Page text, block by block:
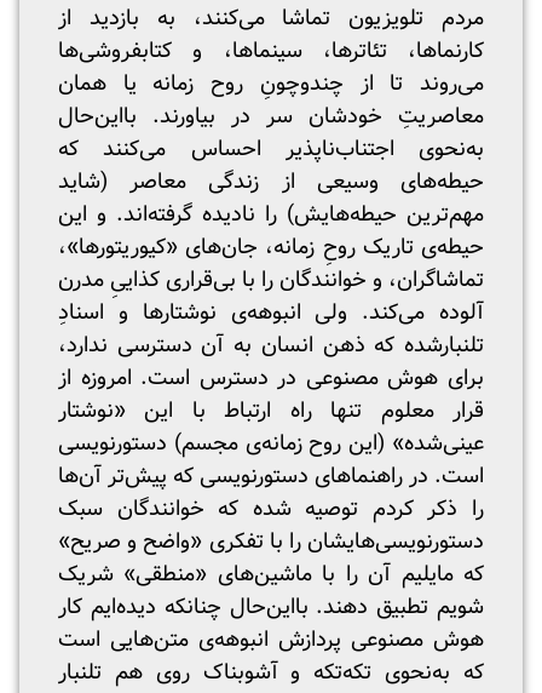
مردم تلویزیون تماشا می‌کنند، به بازدید از
کارنماها، تئاترها، سینماها، و کتابفروشی‌ها
می‌روند تا از چندوچونِ روح زمانه یا همان
معاصریتِ خودشان سر در بیاورند. بااین‌حال
به‌نحوی اجتناب‌ناپذیر احساس می‌کنند که
حیطه‌های وسیعی از زندگی معاصر (شاید
مهم‌ترین حیطه‌هایش) را نادیده گرفته‌اند. و این
حیطه‌ی تاریک روحِ زمانه، جان‌های «کیوریتورها»،
تماشاگران، و خوانندگان را با بی‌قراری کذاییِ مدرن
آلوده می‌کند. ولی انبوهه‌ی نوشتارها و اسنادِ
تلنبارشده که ذهن انسان به آن دسترسی ندارد،
برای هوش مصنوعی در دسترس است. امروزه از
قرار معلوم تنها راه ارتباط با این «نوشتار
عینی‌شده» (این روح زمانه‌ی مجسم) دستورنویسی
است. در راهنماهای دستورنویسی که پیش‌تر آن‌ها
را ذکر کردم توصیه شده که خوانندگان سبک
دستورنویسی‌هایشان را با تفکری «واضح و صریح»
که مایلیم آن را با ماشین‌های «منطقی» شریک
شویم تطبیق دهند. بااین‌حال چنانکه دیده‌ایم کار
هوش مصنوعی پردازش انبوهه‌ی متن‌هایی است
که به‌نحوی تکه‌تکه و آشوبناک روی هم تلنبار